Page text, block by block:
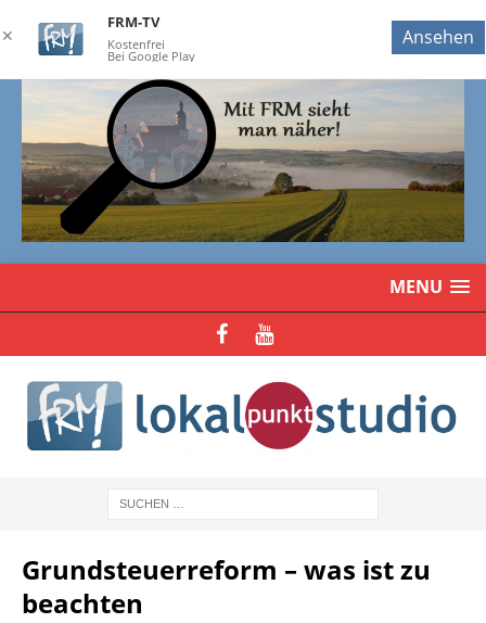
MENU
Grundsteuerreform – was ist zu
beachten
✕
FRM-TV
Kostenfrei
Bei Google Play
Ansehen